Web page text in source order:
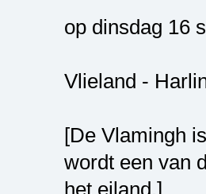
op dinsdag 16
Vlieland -
[De Vlamingh
wordt een van